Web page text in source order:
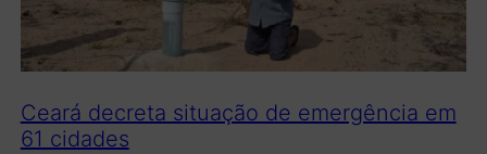
Ceará decreta situação de emergência em
61 cidades